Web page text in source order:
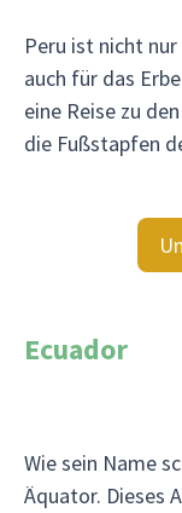
Peru ist nicht
auch für das
eine Reise zu
die Fußstapfen
Ecuador
Wie sein Name
Äquator. Dieses